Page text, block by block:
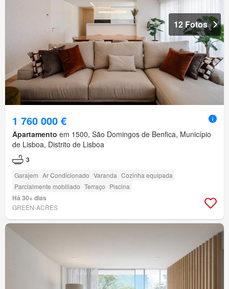
12 Fotos
1 760 000 €
Apartamento em 1500, São Domingos de Benfica, Município
de Lisboa, Distrito de Lisboa
3
Garajem Ar Condicionado Varanda Cozinha equipada
Parcialmente mobiliado Terraço Piscina
Há 30+ dias
GREEN-ACRES